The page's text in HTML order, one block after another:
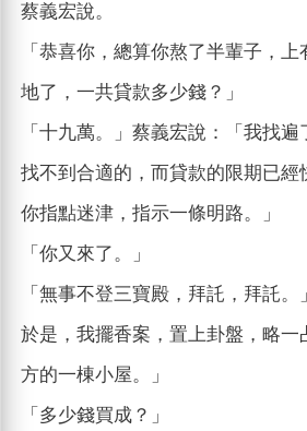
蔡義宏說。
「恭喜你，總算你熬了半輩子，
地了，一共貸款多少錢？」
「十九萬。」蔡義宏說：「我找遍
找不到合適的，而貸款的限期已經
你指點迷津，指示一條明路。」
「你又來了。」
「無事不登三寶殿，拜託，拜託。」
於是，我擺香案，置上卦盤，略一
方的一棟小屋。」
「多少錢買成？」